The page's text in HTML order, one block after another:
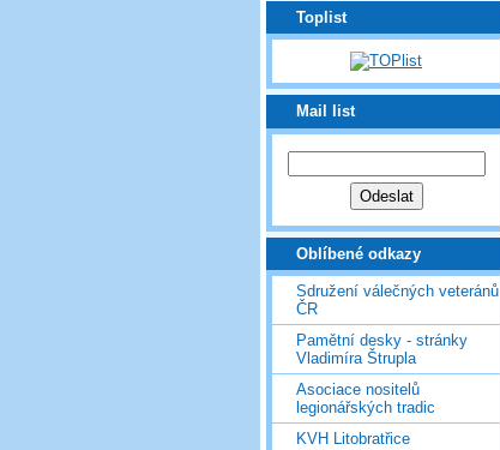
Toplist
Mail list
Oblíbené odkazy
Sdružení válečných veteránů
ČR
Pamětní desky - stránky
Vladimíra Štrupla
Asociace nositelů
legionářských tradic
KVH Litobratřice